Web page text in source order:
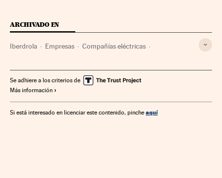
ARCHIVADO EN
Iberdrola Empresas Compañías eléctricas
Se adhiere a los criterios de
Más información
Si está interesado en licenciar este contenido, pinche aquí